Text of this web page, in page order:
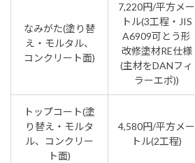
なみがた(塗り替
え・モルタル、
コンクリート面)
7,220円/平方メー
トル(3工程・JIS
A6909可とう形
改修塗材RE仕様
(主材をDANフィ
ラーエポ))
トップコート(塗
り替え・モルタ
ル、コンクリー
ト面)
4,580円/平方メー
トル(2工程)